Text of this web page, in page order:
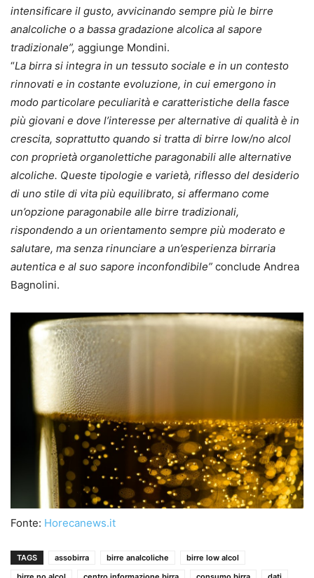
intensificare il gusto, avvicinando sempre più le birre
analcoliche o a bassa gradazione alcolica al sapore
tradizionale”, aggiunge Mondini.
“La birra si integra in un tessuto sociale e in un contesto
rinnovati e in costante evoluzione, in cui emergono in
modo particolare peculiarità e caratteristiche della fasce
più giovani e dove l’interesse per alternative di qualità è in
crescita, soprattutto quando si tratta di birre low/no alcol
con proprietà organolettiche paragonabili alle alternative
alcoliche. Queste tipologie e varietà, riflesso del desiderio
di uno stile di vita più equilibrato, si affermano come
un’opzione paragonabile alle birre tradizionali,
rispondendo a un orientamento sempre più moderato e
salutare, ma senza rinunciare a un’esperienza birraria
autentica e al suo sapore inconfondibile” conclude Andrea
Bagnolini.
Fonte: Horecanews.it
TAGS assobirra birre analcoliche
birre low alcol